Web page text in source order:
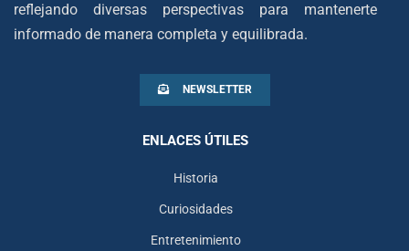
reflejando diversas perspectivas para mantenerte
informado de manera completa y equilibrada.
NEWSLETTER
ENLACES ÚTILES
Historia
Curiosidades
Entretenimiento